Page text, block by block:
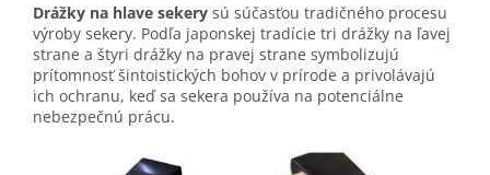
Drážky na hlave sekery sú súčasťou tradičného procesu
výroby sekery. Podľa japonskej tradície tri drážky na ľavej
strane a štyri drážky na pravej strane symbolizujú
prítomnosť šintoistických bohov v prírode a privolávajú
ich ochranu, keď sa sekera používa na potenciálne
nebezpečnú prácu.